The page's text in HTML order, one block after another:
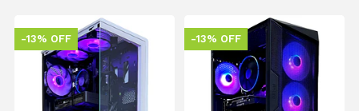
-13% OFF -13% OFF